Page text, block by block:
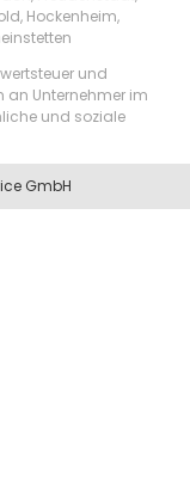
Hockenheim,
und
an Unternehmer im
und soziale
GmbH